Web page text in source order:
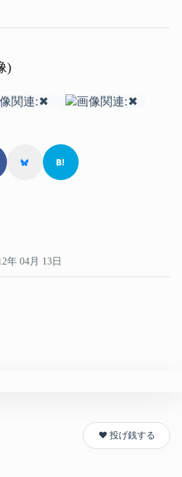
)
年 04月 13日
❤️ 投げ銭する